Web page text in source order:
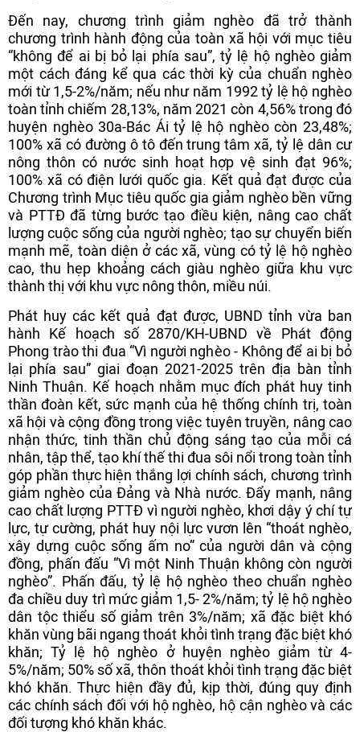
Đến nay, chương trình giảm nghèo đã trở thành
chương trình hành động của toàn xã hội với mục tiêu
“không để ai bị bỏ lại phía sau”, tỷ lệ hộ nghèo giảm
một cách đáng kể qua các thời kỳ của chuẩn nghèo
mới từ 1,5-2%/năm; nếu như năm 1992 tỷ lệ hộ nghèo
toàn tỉnh chiếm 28,13%, năm 2021 còn 4,56% trong đó
huyện nghèo 30a-Bác Ái tỷ lệ hộ nghèo còn 23,48%;
100% xã có đường ô tô đến trung tâm xã, tỷ lệ dân cư
nông thôn có nước sinh hoạt hợp vệ sinh đạt 96%;
100% xã có điện lưới quốc gia. Kết quả đạt được của
Chương trình Mục tiêu quốc gia giảm nghèo bền vững
và PTTĐ đã từng bước tạo điều kiện, nâng cao chất
lượng cuộc sống của người nghèo; tạo sự chuyển biến
mạnh mẽ, toàn diện ở các xã, vùng có tỷ lệ hộ nghèo
cao, thu hẹp khoảng cách giàu nghèo giữa khu vực
thành thị với khu vực nông thôn, miều núi.
Phát huy các kết quả đạt được, UBND tỉnh vừa ban
hành Kế hoạch số 2870/KH-UBND về Phát động
Phong trào thi đua “Vì người nghèo - Không để ai bị bỏ
lại phía sau” giai đoạn 2021-2025 trên địa bàn tỉnh
Ninh Thuận. Kế hoạch nhằm mục đích phát huy tinh
thần đoàn kết, sức mạnh của hệ thống chính trị, toàn
xã hội và cộng đồng trong việc tuyên truyền, nâng cao
nhận thức, tinh thần chủ động sáng tạo của mỗi cá
nhân, tập thể, tạo khí thế thi đua sôi nổi trong toàn tỉnh
góp phần thực hiện thắng lợi chính sách, chương trình
giảm nghèo của Đảng và Nhà nước. Đẩy mạnh, nâng
cao chất lượng PTTĐ vì người nghèo, khơi dậy ý chí tự
lực, tự cường, phát huy nội lực vươn lên “thoát nghèo,
xây dựng cuộc sống ấm no” của người dân và cộng
đồng, phấn đấu “Vì một Ninh Thuận không còn người
nghèo”. Phấn đấu, tỷ lệ hộ nghèo theo chuẩn nghèo
đa chiều duy trì mức giảm 1,5- 2%/năm; tỷ lệ hộ nghèo
dân tộc thiểu số giảm trên 3%/năm; xã đặc biệt khó
khăn vùng bãi ngang thoát khỏi tình trạng đặc biệt khó
khăn; Tỷ lệ hộ nghèo ở huyện nghèo giảm từ 4-
5%/năm; 50% số xã, thôn thoát khỏi tình trạng đặc biệt
khó khăn. Thực hiện đầy đủ, kịp thời, đúng quy định
các chính sách đối với hộ nghèo, hộ cận nghèo và các
đối tượng khó khăn khác.